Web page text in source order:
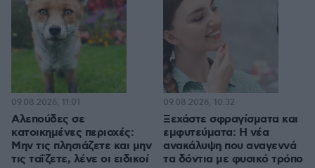
Αλεπούδες σε
κατοικημένες περιοχές:
Μην τις πλησιάζετε και μην
τις ταΐζετε, λένε οι ειδικοί
09.08.2026, 11:01
Ξεχάστε σφραγίσματα και
εμφυτεύματα: Η νέα
ανακάλυψη που αναγεννά
τα δόντια με φυσικό τρόπο
09.08.2026, 10:32